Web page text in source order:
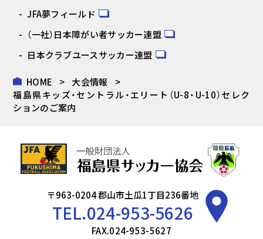
JFA夢フィールド
（一社）日本障がい者サッカー連盟
日本クラブユースサッカー連盟
HOME
大会情報
福島県キッズ・セントラル・エリート（U-8・U-10）セレク
ションのご案内
〒963-0204 郡山市土瓜1丁目236番地
TEL.024-953-5626
FAX.024-953-5627